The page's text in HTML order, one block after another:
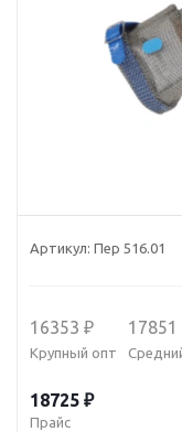
Артикул: Пер 516.01
16353 ₽
Крупный опт
17851
18725 ₽
Прайс